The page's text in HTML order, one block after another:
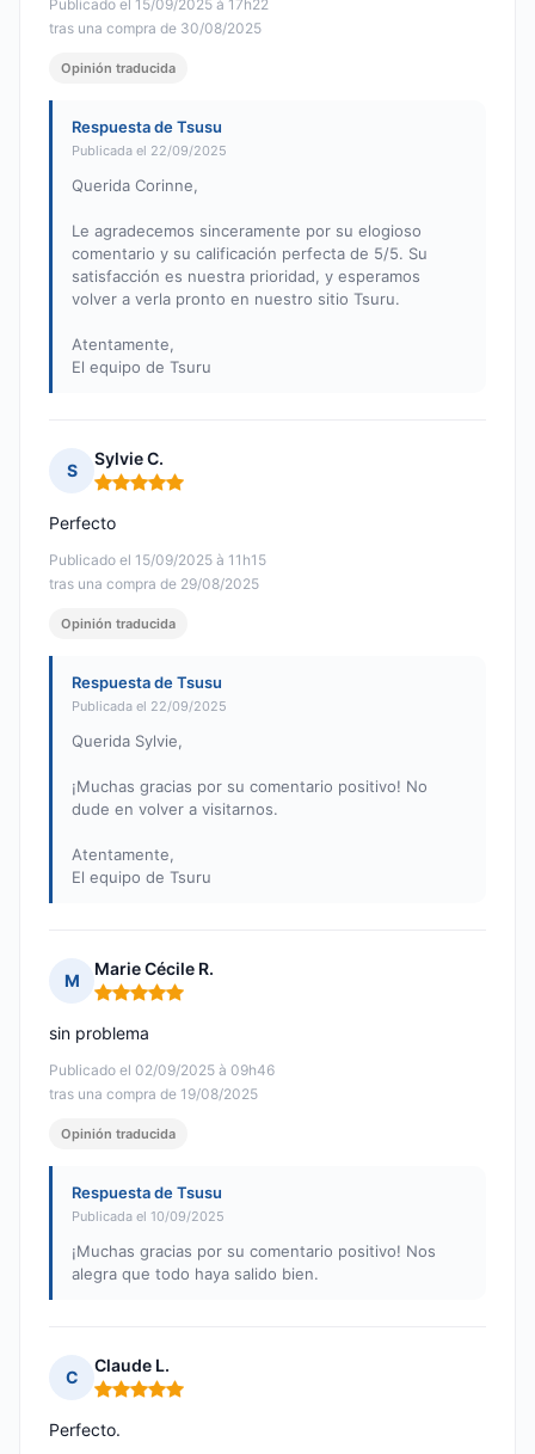
Publicado el 15/09/2025 à 17h22
tras una compra de 30/08/2025
Opinión traducida
Respuesta de Tsusu
Publicada el 22/09/2025
Querida Corinne,
Le agradecemos sinceramente por su elogioso
comentario y su calificación perfecta de 5/5. Su
satisfacción es nuestra prioridad, y esperamos
volver a verla pronto en nuestro sitio Tsuru.
Atentamente,
El equipo de Tsuru
S
Sylvie C.
Nota: 5 de 5
Publicado el 15/09/2025 à 11h15
tras una compra de 29/08/2025
Perfecto
Opinión traducida
Respuesta de Tsusu
Publicada el 22/09/2025
Querida Sylvie,
¡Muchas gracias por su comentario positivo! No
dude en volver a visitarnos.
Atentamente,
El equipo de Tsuru
M
Marie Cécile R.
Nota: 5 de 5
Publicado el 02/09/2025 à 09h46
tras una compra de 19/08/2025
sin problema
Opinión traducida
Respuesta de Tsusu
Publicada el 10/09/2025
¡Muchas gracias por su comentario positivo! Nos
alegra que todo haya salido bien.
C
Claude L.
Nota: 5 de 5
Perfecto.